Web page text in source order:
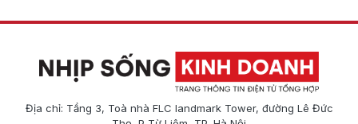
Địa chỉ: Tầng 3, Toà nhà FLC landmark Tower, đường Lê Đức